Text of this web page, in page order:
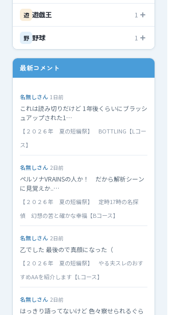
遊 遊戯王 1
野 野球 1
最新コメント
名無しさん 1日前
これは読み切りだけど 1年後くらいにブラッシ
ュアップされた1…
【２０２６年 夏の短編祭】 BOTTLING【Lコー
ス】
名無しさん 2日前
ペルソナVRAINSの人か！ だから解析シーン
に見覚えか..…
【２０２６年 夏の短編祭】 定時17時の名探
偵 幻想の苦と確かな幸福【Bコース】
名無しさん 2日前
乙でした 最後ので真顔になった（
【２０２６年 夏の短編祭】 やる夫スレのおす
すめAAを紹介します【Lコース】
名無しさん 2日前
はっきり語ってないけど 色々察せられるぐら